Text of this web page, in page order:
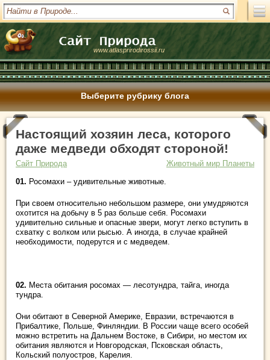
www.atlasprirodirossii.ru
Выберите рубрику блога
Настоящий хозяин леса, которого
даже медведи обходят стороной!
Сайт Природа
Животный мир Планеты
01. Росомахи – удивительные животные.
При своем относительно небольшом размере, они умудряются
охотится на добычу в 5 раз больше себя. Росомахи
удивительно сильные и опасные звери, могут легко вступить в
схватку с волком или рысью. А иногда, в случае крайней
необходимости, подерутся и с медведем.
02. Места обитания росомах ― лесотундра, тайга, иногда
тундра.
Они обитают в Северной Америке, Евразии, встречаются в
Прибалтике, Польше, Финляндии. В России чаще всего особей
можно встретить на Дальнем Востоке, в Сибири, но местом их
обитания являются и Новгородская, Псковская область,
Кольский полуостров, Карелия.